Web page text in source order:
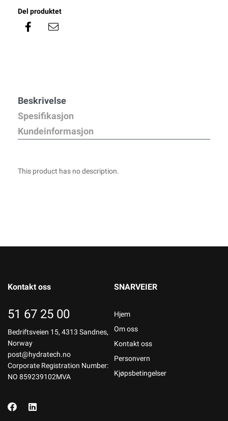
Del produktet
Beskrivelse
Spesifikasjon
Kundeinformasjon
This product has no description.
Kontakt oss
51 67 25 00
Bedriftsveien 15, 4313 Sandnes,
Norway
post@hydratech.no
Corporate Registration Number:
NO 859239102MVA
SNARVEIER
Hjem
Om oss
Kontakt oss
Personvern
Kjøpsbetingelser